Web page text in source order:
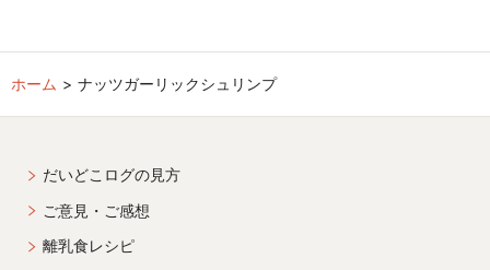
ホーム ナッツガーリックシュリンプ
だいどこログの見方
ご意見・ご感想
離乳食レシピ